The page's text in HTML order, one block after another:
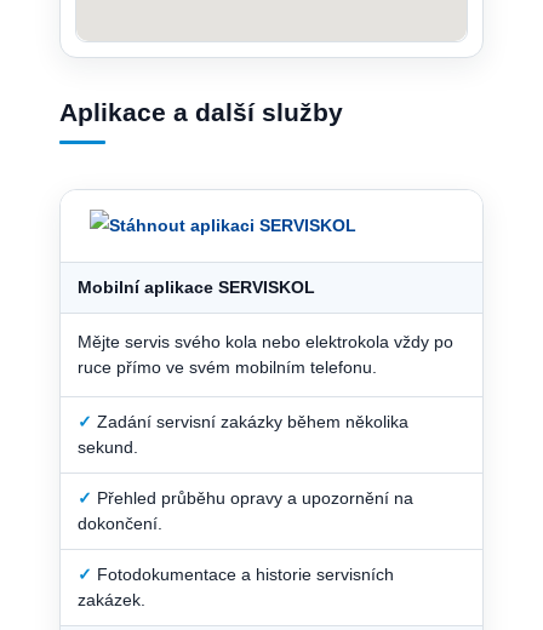
Aplikace a další služby
Mobilní aplikace SERVISKOL
Mějte servis svého kola nebo elektrokola vždy po
ruce přímo ve svém mobilním telefonu.
✓ Zadání servisní zakázky během několika
sekund.
✓ Přehled průběhu opravy a upozornění na
dokončení.
✓ Fotodokumentace a historie servisních
zakázek.